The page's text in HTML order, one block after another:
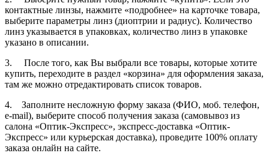
контактные линзы, нажмите «подробнее» на карточке товара,
выберите параметры линз (диоптрии и радиус). Количество
линз указывается в упаковках, количество линз в упаковке
указано в описании.
3. После того, как Вы выбрали все товары, которые хотите
купить, переходите в раздел «корзина» для оформления заказа,
там же можно отредактировать список товаров.
4. Заполните несложную форму заказа (ФИО, моб. телефон,
e-mail), выберите способ получения заказа (самовывоз из
салона «Оптик-Экспресс», экспресс-доставка «Оптик-
Экспресс» или курьерская доставка), проведите 100% оплату
заказа онлайн на сайте.